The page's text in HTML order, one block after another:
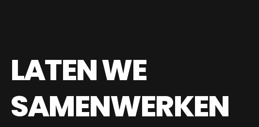
LATEN WE
SAMENWERKEN